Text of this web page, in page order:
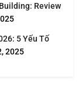
Review
5 Yếu Tố
2025